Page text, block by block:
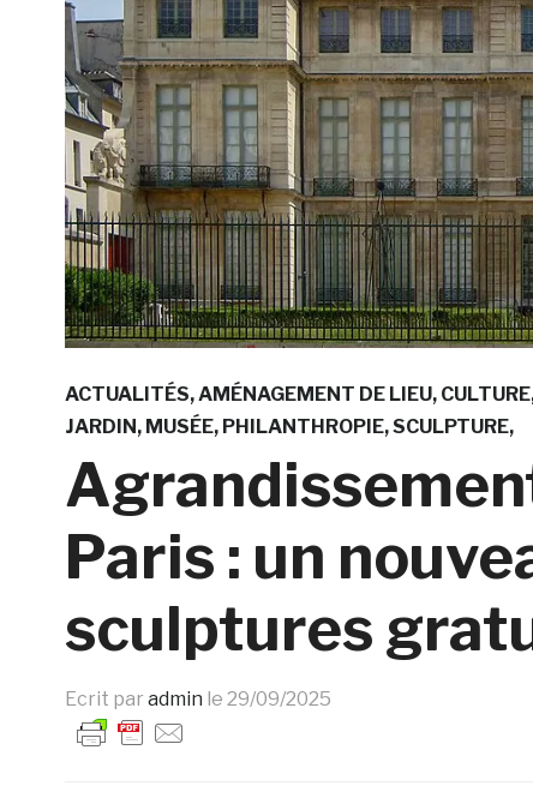
ACTUALITÉS AMÉNAGEMENT DE LIEU CULTURE
JARDIN
MUSÉE PHILANTHROPIE SCULPTURE
Paris : un
sculptures
Ecrit par admin le 29/09/2025